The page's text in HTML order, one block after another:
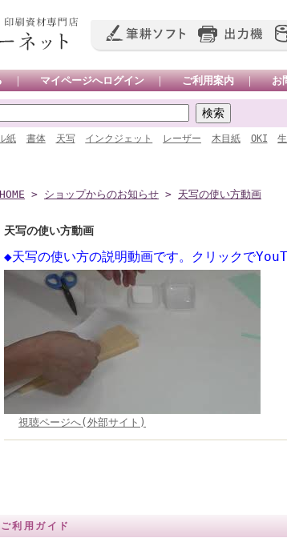
｜ マイページへログイン ｜ ご利用案内 ｜ お
紙 書体 天写 インクジェット レーザー 木目紙 OKI
HOME > ショップからのお知らせ > 天写の使い方動画
天写の使い方動画
◆天写の使い方の説明動画です。クリックで
視聴ページへ(外部サイト)
ご利用ガイド